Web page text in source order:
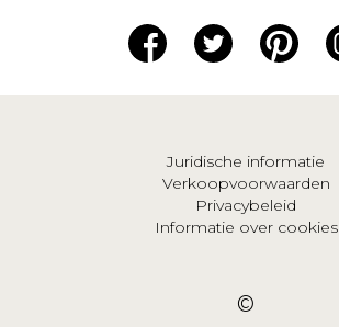
Juridische informatie
Verkoopvoorwaarden
Privacybeleid
Informatie over cookies
©